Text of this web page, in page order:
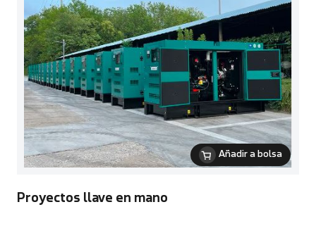
Añadir a bolsa
Proyectos llave en mano